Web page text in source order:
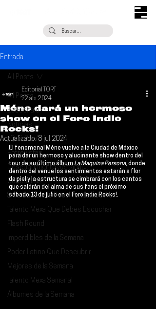
Entrada
All Posts
Escúchalo
Noticias
¿Qué Plan?
Entrevistas
Descubrimiento Semanal
Coberturas
Si Te Gusta... Te Recomendamos A...
Talento Mexa Que Debes Escuchar
Flash Round
Imperdibles de la Semana
Poder Latino Que Descubrir
Mejores de la Semana
Talento Mexa Semanal
Álbumes de la Semana
All Posts
Méne dará un hermoso
show en el Foro Indie
Rocks!
Editorial TORT
22 abr 2024
Actualizado:8 jul 2024
El fenomenal Méne vuelve a la Ciudad de México
para dar un hermoso y alucinante show dentro del
tour de su último álbum La Maquina Persona, donde
dentro del venue los sentimientos estarán a flor
de piel y la estructura se cimbrará con los cantos
que saldrán del alma de sus fans el próximo
sábado 13 de julio en el Foro Indie Rocks!.